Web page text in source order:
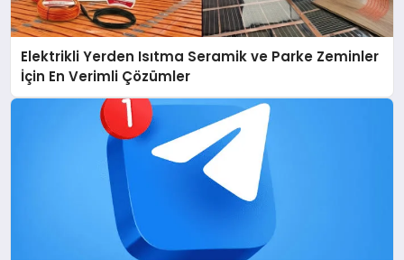
Elektrikli Yerden Isıtma Seramik ve Parke Zeminler
İçin En Verimli Çözümler